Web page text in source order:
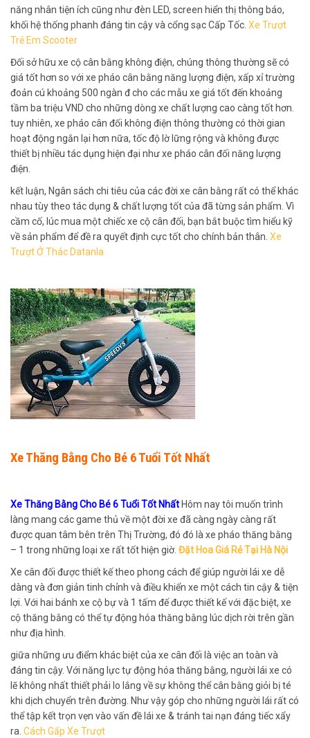
năng nhân tiện ích cũng như đèn LED, screen hiển thị thông báo,
khối hệ thống phanh đáng tin cậy và cổng sạc Cấp Tốc. Xe Trượt
Trẻ Em Scooter
Đối sở hữu xe cộ cân bằng không điện, chúng thông thường sẽ có
giá tốt hơn so với xe pháo cân bằng năng lượng điện, xấp xỉ trường
đoản cú khoảng 500 ngàn đ cho các mẫu xe giá tốt đến khoảng
tầm ba triệu VND cho những dòng xe chất lượng cao càng tốt hơn.
tuy nhiên, xe pháo cân đối không điện thông thường có thời gian
hoạt động ngắn lại hơn nữa, tốc độ lờ lững rộng và không được
thiết bị nhiều tác dụng hiện đại như xe pháo cân đối năng lượng
điện.
kết luận, Ngân sách chi tiêu của các đời xe cân bằng rất có thể khác
nhau tùy theo tác dụng & chất lượng tốt của đã từng sản phẩm. Vì
cầm cố, lúc mua một chiếc xe cộ cân đối, bạn bắt buộc tìm hiểu kỹ
về sản phẩm để đề ra quyết định cực tốt cho chính bản thân. Xe
Trượt Ở Thác Datanla
Xe Thăng Bằng Cho Bé 6 Tuổi Tốt Nhất
Xe Thăng Bằng Cho Bé 6 Tuổi Tốt Nhất Hôm nay tôi muốn trình
làng mang các game thủ về một đời xe đã càng ngày càng rất
được quan tâm bên trên Thị Trường, đó đó là xe pháo thăng bằng
– 1 trong những loại xe rất tốt hiện giờ. Đặt Hoa Giá Rẻ Tại Hà Nội
Xe cân đối được thiết kế theo phong cách để giúp người lái xe dễ
dàng và đơn giản tinh chỉnh và điều khiển xe một cách tin cậy & tiện
lợi. Với hai bánh xe cộ bự và 1 tấm đế được thiết kế với đặc biệt, xe
cộ thăng bằng có thể tự động hóa thăng bằng lúc dịch rời trên gần
như địa hình.
giữa những ưu điểm khác biệt của xe cân đối là việc an toàn và
đáng tin cậy. Với năng lực tự động hóa thăng bằng, người lái xe có
lẽ không nhất thiết phải lo lắng về sự không thể cân bằng giỏi bị té
khi dịch chuyển trên đường. Như vậy góp cho những người lái rất có
thể tập kết trọn vẹn vào vấn đề lái xe & tránh tai nạn đáng tiếc xẩy
ra. Cách Gấp Xe Trượt